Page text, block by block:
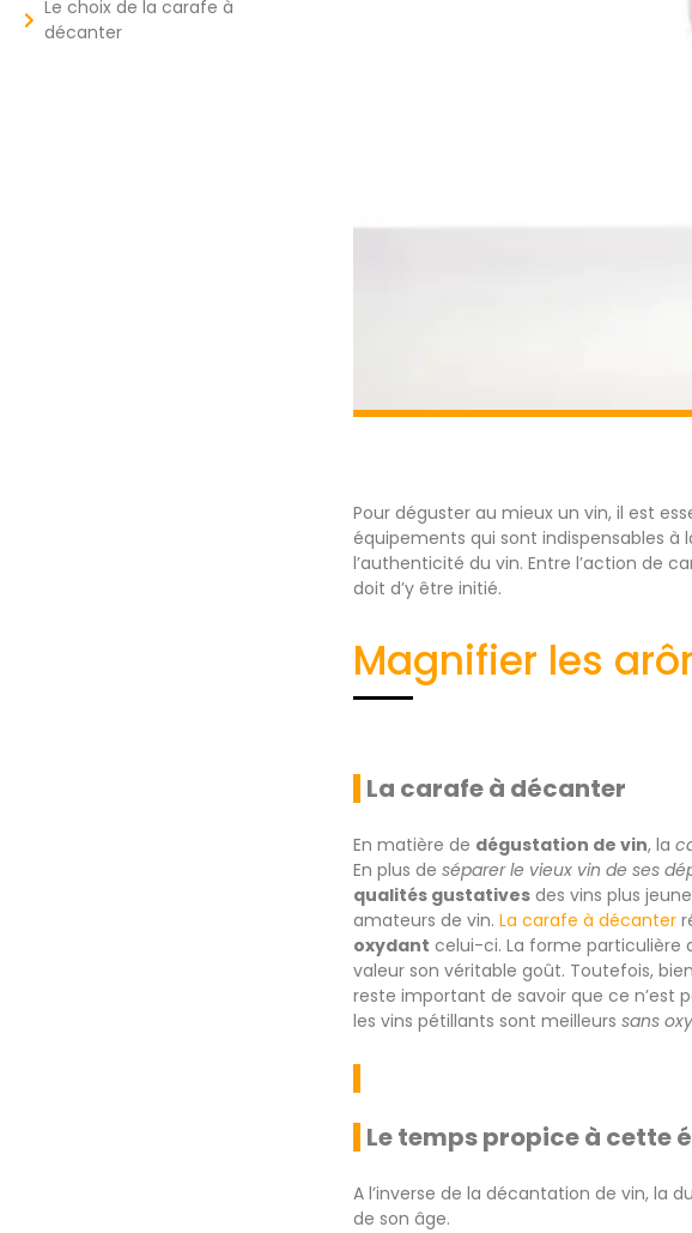
Le choix de la carafe à
décanter
Pour déguster au mieux un vin, il est
équipements qui sont indispensables
l’authenticité du vin. Entre l’action de
doit d’y être initié.
Magnifier les
La carafe à décanter
En matière de dégustation de vin, la
En plus de séparer le vieux vin de ses
qualités gustatives des vins plus
amateurs de vin. La carafe à décanter
oxydant celui-ci. La forme particulière
valeur son véritable goût. Toutefois,
reste important de savoir que ce n’est
les vins pétillants sont meilleurs sans
Le temps propice à cette
A l’inverse de la décantation de vin, la
de son âge.